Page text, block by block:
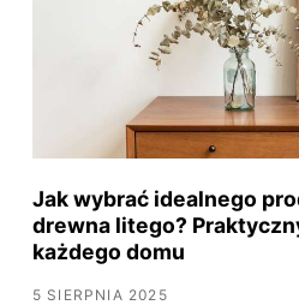
Jak wybrać idealnego
drewna litego?
każdego domu
5 SIERPNIA 2025